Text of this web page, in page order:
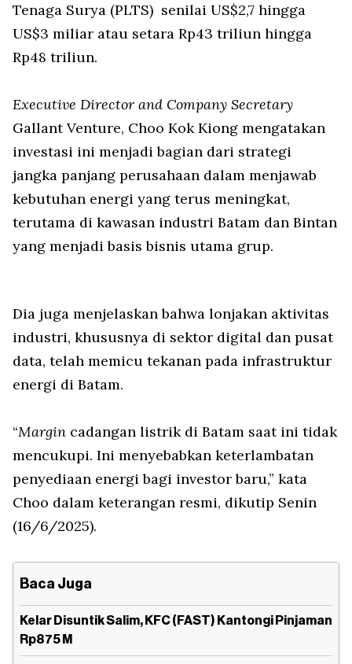
Tenaga Surya (PLTS) senilai US$2,7 hingga
US$3 miliar atau setara Rp43 triliun hingga
Rp48 triliun.
Executive Director and Company Secretary
Gallant Venture, Choo Kok Kiong mengatakan
investasi ini menjadi bagian dari strategi
jangka panjang perusahaan dalam menjawab
kebutuhan energi yang terus meningkat,
terutama di kawasan industri Batam dan Bintan
yang menjadi basis bisnis utama grup.
Dia juga menjelaskan bahwa lonjakan aktivitas
industri, khususnya di sektor digital dan pusat
data, telah memicu tekanan pada infrastruktur
energi di Batam.
“Margin cadangan listrik di Batam saat ini tidak
mencukupi. Ini menyebabkan keterlambatan
penyediaan energi bagi investor baru,” kata
Choo dalam keterangan resmi, dikutip Senin
(16/6/2025).
Baca Juga
Kelar Disuntik Salim, KFC (FAST) Kantongi Pinjaman
Rp875 M